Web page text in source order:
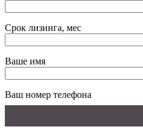
Срок лизинга, мес
Ваше имя
Ваш номер телефона